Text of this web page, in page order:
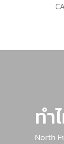
ทำ
North